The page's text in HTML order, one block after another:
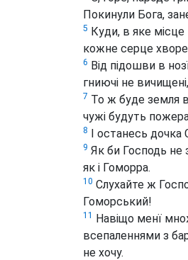
Покинули Бога,
5 Куди, в яке
кожне серце
6 Від підошви в
гниючі не
7 То ж буде земля
чужі будуть
8 І останесь дочка
9 Як би Господь не
як і Гоморра.
10 Слухайте ж
Гоморський!
11 Навіщо менї
всепаленнями з
не хочу.